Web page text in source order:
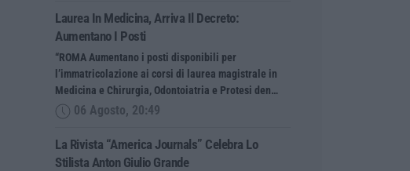
Laurea In Medicina, Arriva Il Decreto:
Aumentano I Posti
“ROMA Aumentano i posti disponibili per
l’immatricolazione ai corsi di laurea magistrale in
Medicina e Chirurgia, Odontoiatria e Protesi den…
06 Agosto, 20:49
La Rivista “America Journals” Celebra Lo
Stilista Anton Giulio Grande